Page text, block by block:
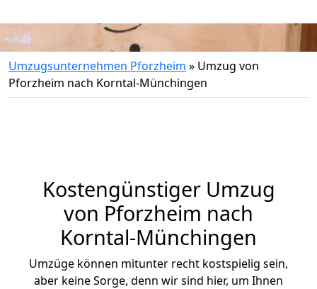
Umzugsunternehmen Pforzheim » Umzug von
Pforzheim nach Korntal-Münchingen
Kostengünstiger Umzug
von Pforzheim nach
Korntal-Münchingen
Umzüge können mitunter recht kostspielig sein,
aber keine Sorge, denn wir sind hier, um Ihnen